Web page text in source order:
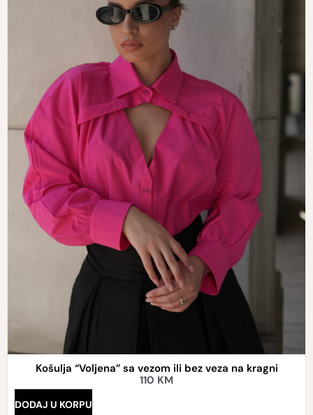
Košulja “Voljena” sa vezom ili bez veza na kragni
110 KM
DODAJ U KORPU